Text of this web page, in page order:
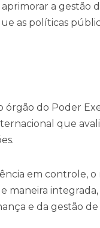
a gestão
as políticas
órgão do Poder
que
em controle,
maneira
e da gestão de